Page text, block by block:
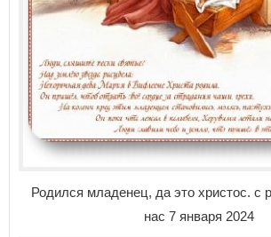
Родился младенец, да это христос. с
нас 7 января 2024